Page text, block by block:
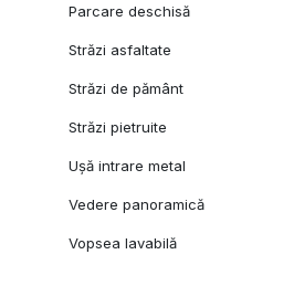
Parcare deschisă
Străzi asfaltate
Străzi de pământ
Străzi pietruite
Ușă intrare metal
Vedere panoramică
Vopsea lavabilă